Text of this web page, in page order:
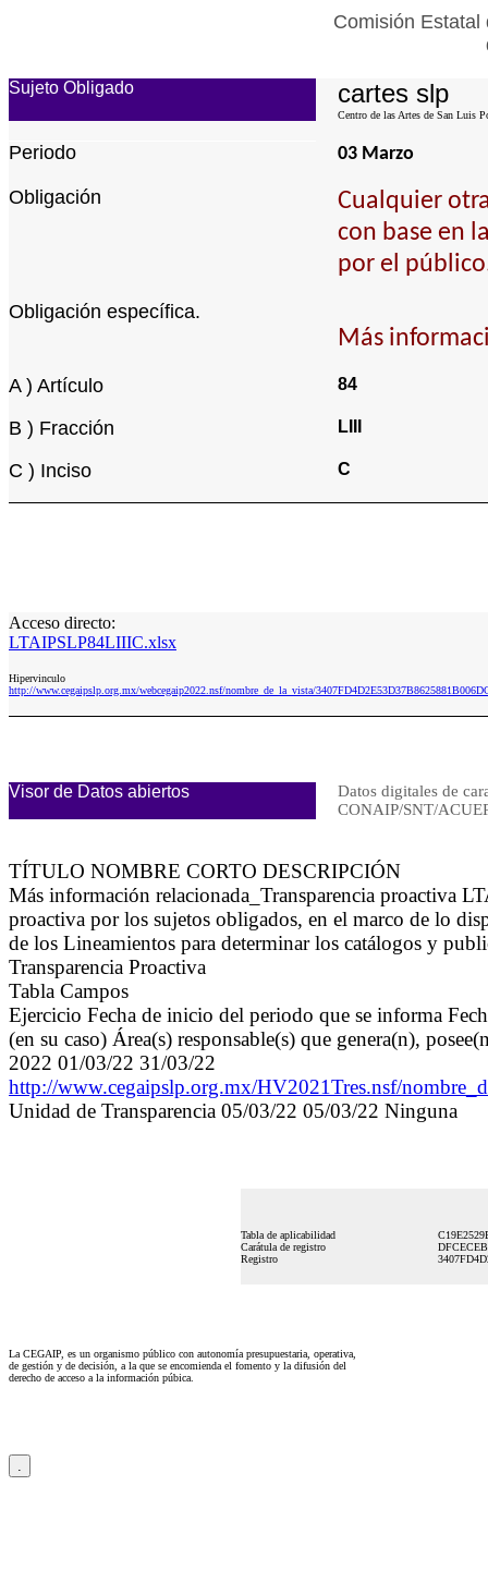
Comisión
Sujeto Obligado cartes slp
Centro de las Artes de San Luis
Periodo 03 Marzo
Obligación
Cualquier
con base en
por el
Obligación específica.
Más
A ) Artículo 84
B ) Fracción LIII
C ) Inciso C
Acceso directo:
LTAIPSLP84LIIIC.xlsx
Hipervinculo
http://www.cegaipslp.org.mx/webcegaip2022.nsf/nombre_de_la_vista/
Visor de Datos abiertos
Datos digitales de
CONAIP/SNT/
TÍTULO NOMBRE CORTO DESCRIPCIÓN
Más información relacionada_Transparencia proactiva
proactiva por los sujetos obligados, en el marco de lo
de los Lineamientos para determinar los catálogos y
Transparencia Proactiva
Tabla Campos
Ejercicio Fecha de inicio del periodo que se informa
(en su caso) Área(s) responsable(s) que genera(n),
2022 01/03/22 31/03/22
http://www.cegaipslp.org.mx/HV2021Tres.nsf/
Unidad de Transparencia 05/03/22 05/03/22 Ninguna
Tabla de aplicabilidad
Carátula de registro
Registro
La CEGAIP, es un organismo público con autonomía presupuestaria, operativa,
de gestión y de decisión, a la que se encomienda el fomento y la difusión del
derecho de acceso a la información púbica.